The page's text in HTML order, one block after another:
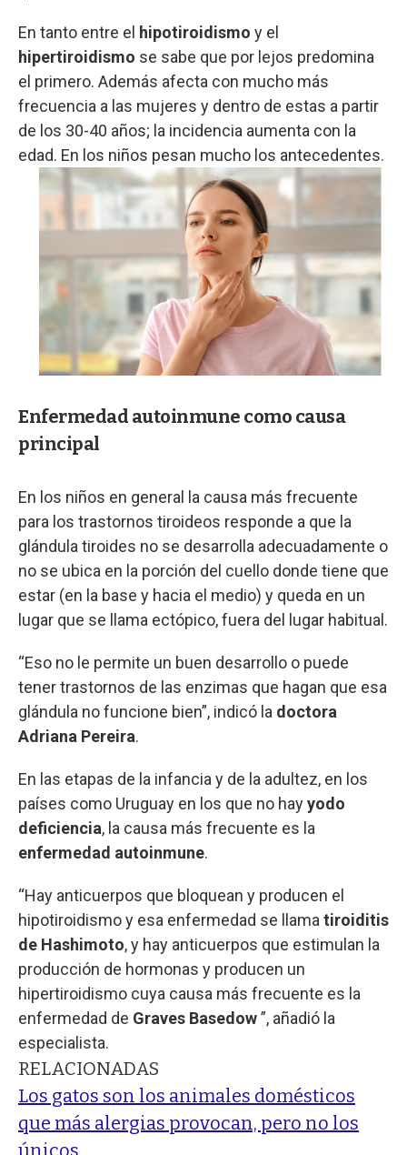
En tanto entre el hipotiroidismo y el
hipertiroidismo se sabe que por lejos predomina
el primero. Además afecta con mucho más
frecuencia a las mujeres y dentro de estas a partir
de los 30-40 años; la incidencia aumenta con la
edad. En los niños pesan mucho los antecedentes.
Enfermedad autoinmune como causa
principal
En los niños en general la causa más frecuente
para los trastornos tiroideos responde a que la
glándula tiroides no se desarrolla adecuadamente o
no se ubica en la porción del cuello donde tiene que
estar (en la base y hacia el medio) y queda en un
lugar que se llama ectópico, fuera del lugar habitual.
“Eso no le permite un buen desarrollo o puede
tener trastornos de las enzimas que hagan que esa
glándula no funcione bien”, indicó la doctora
Adriana Pereira.
En las etapas de la infancia y de la adultez, en los
países como Uruguay en los que no hayyodo
deficiencia, la causa más frecuente es la
enfermedad autoinmune.
“Hay anticuerpos que bloquean y producen el
hipotiroidismo y esa enfermedad se llamatiroiditis
de Hashimoto, y hay anticuerpos que estimulan la
producción de hormonas y producen un
hipertiroidismo cuya causa más frecuente es la
enfermedad de Graves Basedow”, añadió la
especialista.
RELACIONADAS
Los gatos son los animales domésticos
que más alergias provocan, pero no los